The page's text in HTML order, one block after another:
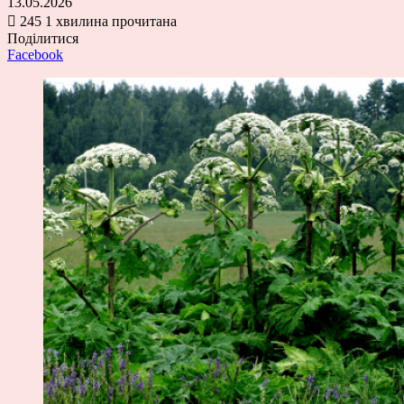
245 1 хвилина прочитана
Поділитися
Facebook